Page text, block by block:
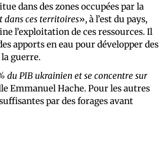
dans des zones occupées par la
dans ces territoires», à l’est du pays,
l’exploitation de ces ressources. Il
apports en eau pour développer des
guerre.
du PIB ukrainien et se concentre sur
Emmanuel Hache. Pour les autres
par des forages avant